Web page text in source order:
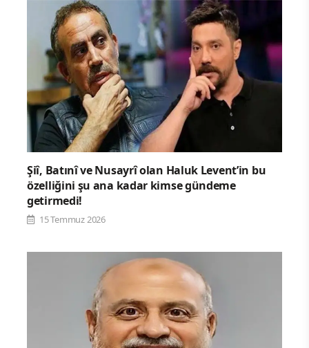
Şiî, Batınî ve Nusayrî olan Haluk Levent’in bu
özelliğini şu ana kadar kimse gündeme
getirmedi!
15 Temmuz 2026